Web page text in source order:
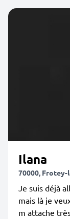
Ilana
70000, Frotey-
Je suis déjà
mais là je
m attache